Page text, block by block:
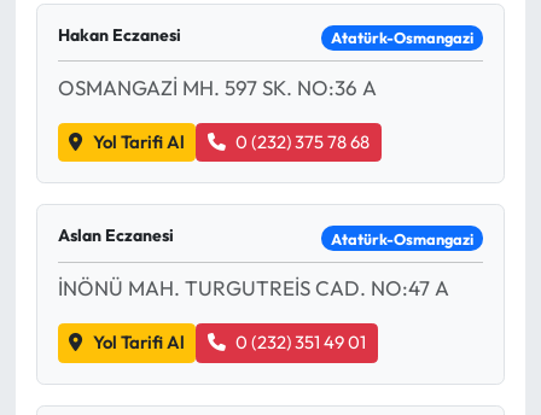
Hakan Eczanesi Atatürk-Osmangazi
OSMANGAZİ MH. 597 SK. NO:36 A
Yol Tarifi Al 0 (232) 375 78 68
Aslan Eczanesi Atatürk-Osmangazi
İNÖNÜ MAH. TURGUTREİS CAD. NO:47 A
Yol Tarifi Al 0 (232) 351 49 01
Oğuzlar Haberleri
Ortaköy Haberleri
Osmancık Haberleri
Resmi İlan
Resmi Reklam
Sağlık